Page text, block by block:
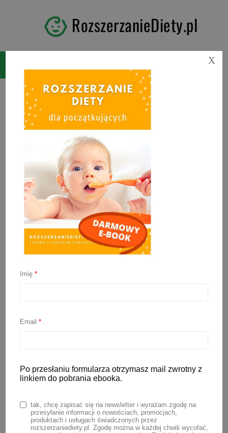
RozszerzanieDiety.pl
Tag: zdrowe żelki dla dzieci
Zdrowe przekąski dla
zestawienie zdrowych przekąsek dla
dzieci. Podchodziłam do tego temu
ugryźć. Bo czym właściwie są zdrowe
przekąski dla dzieci? Dla każdego z nas
Imię*
Email*
Po przesłaniu formularza otrzymasz mail zwrotny z
linkiem do pobrania ebooka.
tak, chcę zapisać się na newsletter i wyrażam zgodę na
przesyłanie informacji o nowościach, promocjach,
produktach i usługach świadczonych przez
rozszerzaniediety.pl. Zgodę można w każdej chwili wycofać,
X